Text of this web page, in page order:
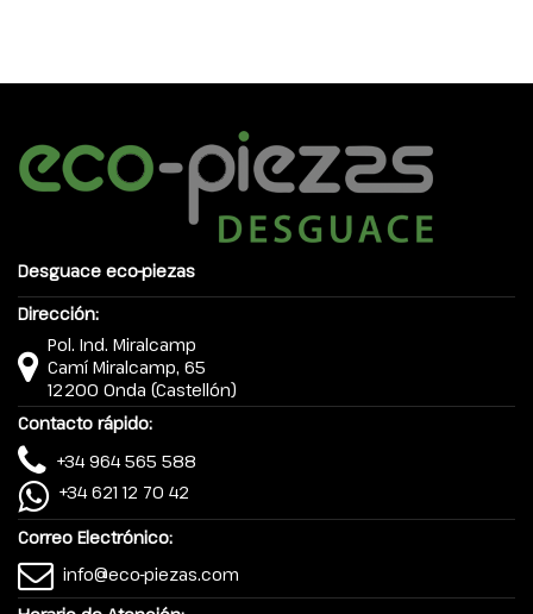
Desguace eco-piezas
Dirección:
Pol. Ind. Miralcamp
Camí Miralcamp, 65
12200 Onda (Castellón)
Contacto rápido:
+34 964 565 588
+34 621 12 70 42
Correo Electrónico:
info@eco-piezas.com